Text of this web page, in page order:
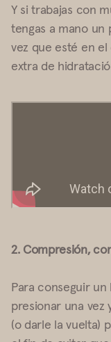
Y si trabajas con
tengas a mano un
vez que esté en
extra de
2. Compresión,
Para conseguir
presionar una vez
(o darle la vuelta)